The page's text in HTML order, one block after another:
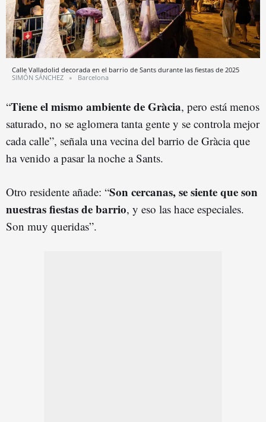
Calle Valladolid decorada en el barrio de Sants durante las fiestas de 2025
SIMÓN SÁNCHEZ
Barcelona
“Tiene el mismo ambiente de Gràcia, pero está menos
saturado, no se aglomera tanta gente y se controla mejor
cada calle”, señala una vecina del barrio de Gràcia que
ha venido a pasar la noche a Sants.
Otro residente añade: “Son cercanas, se siente que son
nuestras fiestas de barrio, y eso las hace especiales.
Son muy queridas”.